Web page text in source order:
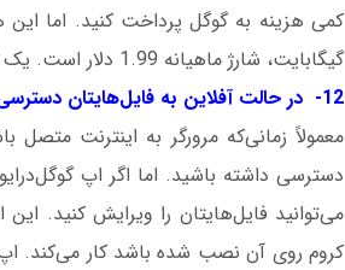
گیگابایت، شارژ ماهیانه 1.99 دلار است. یک ترابایت هم ماهیانه ۱۰ دلار هزینه دارد.
12- در حالت آفلاین به فایل‌هایتان دسترسی داشته باشید
معمولاً زمانی‌که مرورگر به اینترنت
دسترسی داشته باشید. اما اگر اپ
می‌توانید فایل‌هایتان را ویرایش کنید.
کروم روی آن نصب شده باشد کار می‌کند.